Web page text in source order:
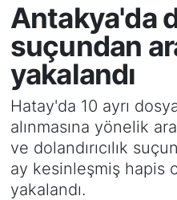
Antakya'da
suçundan
yakalandı
Hatay'da 10 ayrı
alınmasına yönelik
ve dolandırıcılık
ay kesinleşmiş hapis
yakalandı.
SPOR
GÜNÜN MANŞETİ
DÜNYA
KÜLTÜR - SANAT
MAGAZİN
Mersin Namaz
Mersin Trafik
Süper Lig Puan
Tüm Manşetler
Son Dakika